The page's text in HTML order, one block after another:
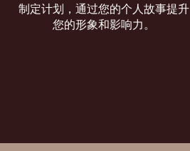
制定计划，通过您的个人故事提升
您的形象和影响力。